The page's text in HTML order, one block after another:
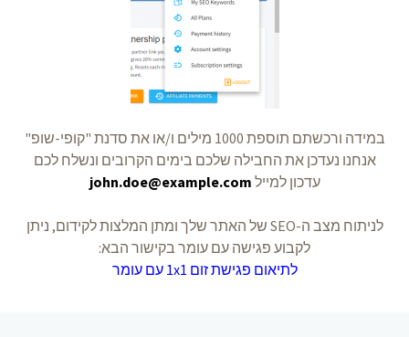
במידה ורכשתם תוספת 1000 מילים ו/או את סדנת "קופי-שופ"
אנחנו נעדכן את החבילה שלכם בימים הקרובים ונשלח לכם
עדכון למייל john.doe@example.com
לניתוח מצב ה-SEO של האתר שלך ומתן המלצות לקידום, ניתן
לקבוע פגישה עם עומר בקישור הבא:
לתיאום פגישת זום 1x1 עם עומר